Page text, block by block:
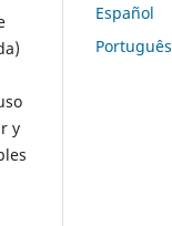
y
Español
Português